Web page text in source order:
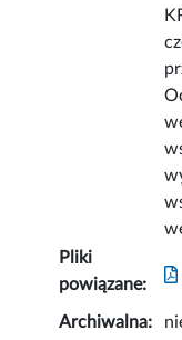
Pliki
powiązane:
Archiwalna: